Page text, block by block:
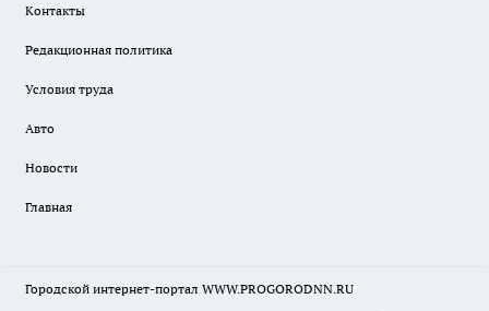
Контакты
Редакционная политика
Условия труда
Авто
Новости
Главная
Городской интернет-портал WWW.PROGORODNN.RU